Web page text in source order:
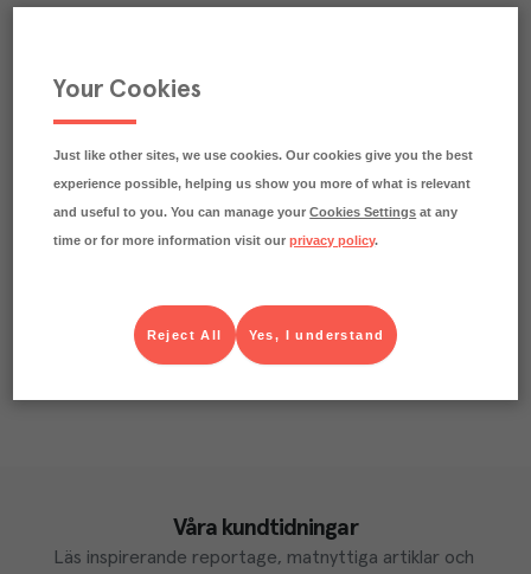
CO₂e/kg
2.5kg
Varje kilo av varan påverkar klimatet motsvarande
Läs mer om hur vi beräknar klimatavtryck
Våra kundtidningar
Läs inspirerande reportage, matnyttiga artiklar och
Your Cookies
Just like other sites, we use cookies. Our cookies give you the best
experience possible, helping us show you more of what is relevant
and useful to you. You can manage yourCookies Settings at any
time or for more information visit ourprivacy policy.
Yes, I understand
Reject All